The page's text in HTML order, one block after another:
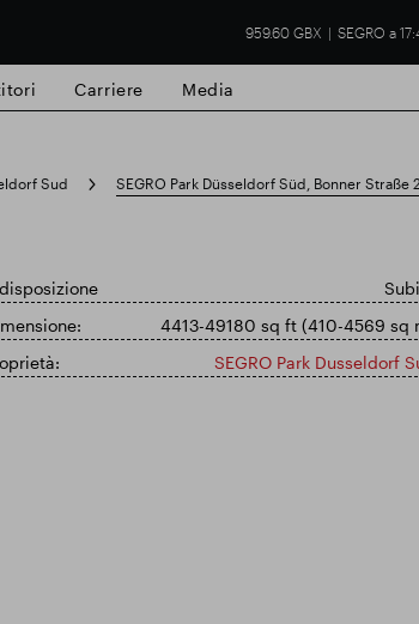
959.60 GBX SEGRO a
Risultati finanziari
Carriere Media
Sud SEGRO Park Düsseldorf Süd, Bonner Straße
4413-49180 sq ft (410-4569 sq
SEGRO Park Dusseldorf